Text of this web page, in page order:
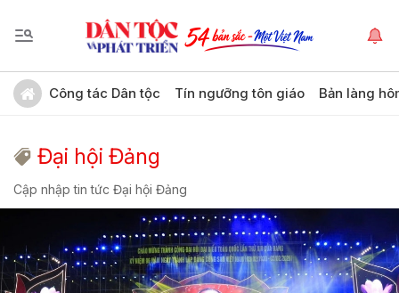
Công tác Dân tộc Tín ngưỡng tôn giáo Bản làng
Đại hội Đảng
Cập nhập tin tức Đại hội Đảng